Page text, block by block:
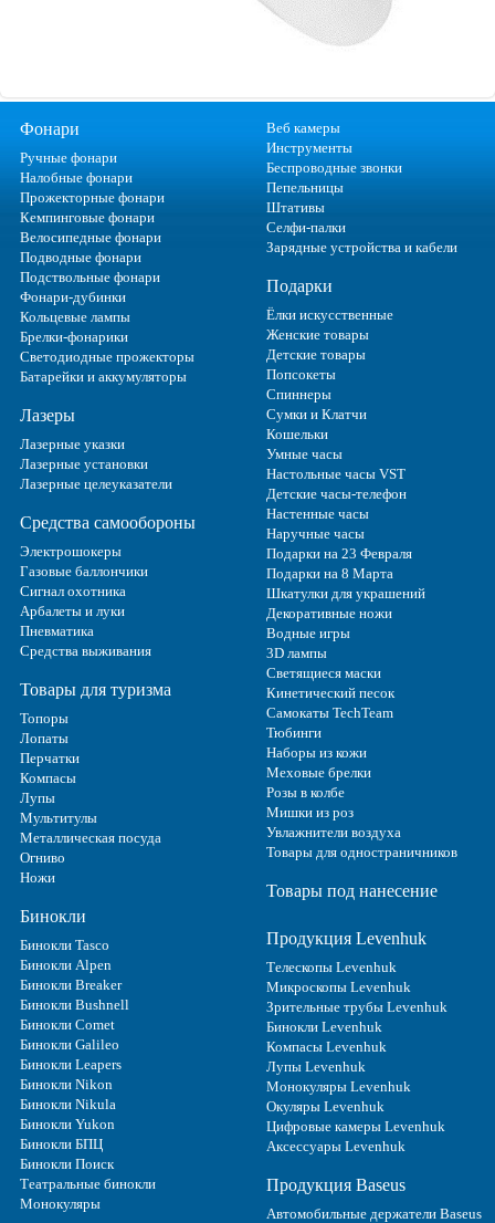
Фонари
Ручные фонари
Налобные фонари
Прожекторные фонари
Кемпинговые фонари
Велосипедные фонари
Подводные фонари
Подствольные фонари
Фонари-дубинки
Кольцевые лампы
Брелки-фонарики
Светодиодные прожекторы
Батарейки и аккумуляторы
Лазеры
Лазерные указки
Лазерные установки
Лазерные целеуказатели
Средства самообороны
Электрошокеры
Газовые баллончики
Сигнал охотника
Арбалеты и луки
Пневматика
Средства выживания
Товары для туризма
Топоры
Лопаты
Перчатки
Компасы
Лупы
Мультитулы
Металлическая посуда
Огниво
Ножи
Бинокли
Бинокли Tasco
Бинокли Alpen
Бинокли Breaker
Бинокли Bushnell
Бинокли Comet
Бинокли Galileo
Бинокли Leapers
Бинокли Nikon
Бинокли Nikula
Бинокли Yukon
Бинокли БПЦ
Бинокли Поиск
Театральные бинокли
Монокуляры
Веб камеры
Инструменты
Беспроводные звонки
Пепельницы
Штативы
Селфи-палки
Зарядные устройства и кабели
Подарки
Ёлки искусственные
Женские товары
Детские товары
Попсокеты
Спиннеры
Сумки и Клатчи
Кошельки
Умные часы
Настольные часы VST
Детские часы-телефон
Настенные часы
Наручные часы
Подарки на 23 Февраля
Подарки на 8 Марта
Шкатулки для украшений
Декоративные ножи
Водные игры
3D лампы
Светящиеся маски
Кинетический песок
Самокаты TechTeam
Тюбинги
Наборы из кожи
Меховые брелки
Розы в колбе
Мишки из роз
Увлажнители воздуха
Товары для одностраничников
Товары под нанесение
Продукция Levenhuk
Телескопы Levenhuk
Микроскопы Levenhuk
Зрительные трубы Levenhuk
Бинокли Levenhuk
Компасы Levenhuk
Лупы Levenhuk
Монокуляры Levenhuk
Окуляры Levenhuk
Цифровые камеры Levenhuk
Аксессуары Levenhuk
Продукция Baseus
Автомобильные держатели Baseus